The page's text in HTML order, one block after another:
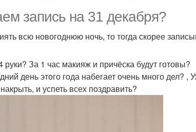
запись на 31 декабря?
всю новогоднюю ночь, то тогда скорее
За 1 час макияж и причёска будут готовы?
день этого года набегает очень много дел? ,
и успеть всех поздравить?